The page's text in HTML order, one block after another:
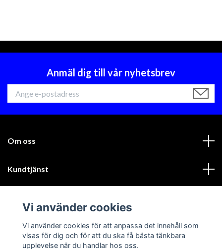
Anmäl dig till vår nyhetsbrev
Om oss
Kundtjänst
Sociala medier
Vi använder cookies
Vi använder cookies för att anpassa det innehåll som
visas för dig och för att du ska få bästa tänkbara
upplevelse när du handlar hos oss.